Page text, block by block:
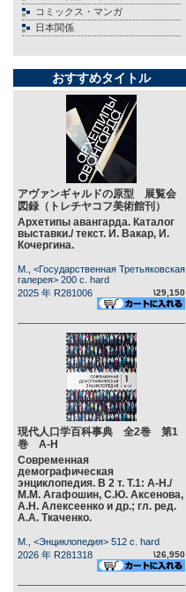
コミックス・マンガ
日本関係
おすすめタイトル
アヴァンギャルドの原型 展覧会
図録（トレチヤコフ美術館刊）
Архетипы авангарда. Каталог
выставки./ текст. И. Вакар, И.
Кочергина.
М., <Государственная Третьяковская
галерея> 200 c. hard
2025 年 R281006
\29,150
現代人口学百科事典 全2巻 第1
巻 А-Н
Современная
демографическая
энциклопедия. В 2 т. Т.1: А-Н./
М.М. Агафошин, С.Ю. Аксенова,
А.Н. Алексеенко и др.; гл. ред.
А.А. Ткаченко.
М., <Энциклопедия> 512 c. hard
2026 年 R281318
\26,950